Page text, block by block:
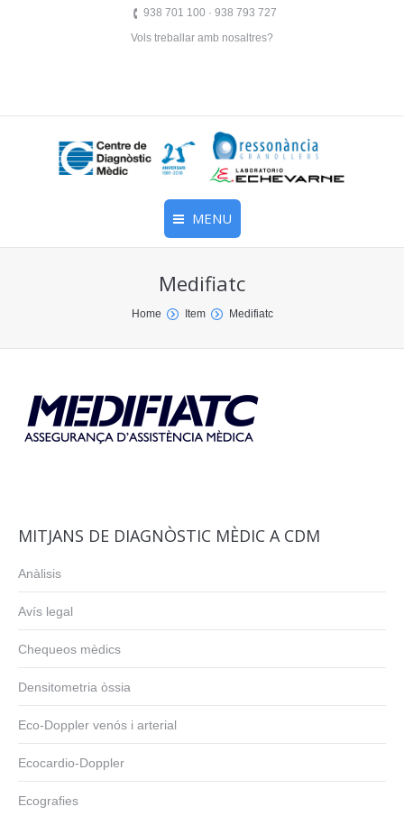
938 701 100 · 938 793 727
Vols treballar amb nosaltres?
MENU
Medifiatc
Home Item Medifiatc
MITJANS DE DIAGNÒSTIC MÈDIC A CDM
Anàlisis
Avís legal
Chequeos mèdics
Densitometria òssia
Eco-Doppler venós i arterial
Ecocardio-Doppler
Ecografies